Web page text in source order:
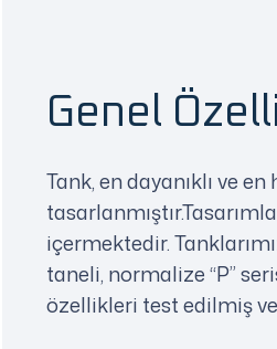
Genel
Tank, en dayanıklı ve
içermektedir.
taneli, normalize “P”
özellikleri test edilmiş